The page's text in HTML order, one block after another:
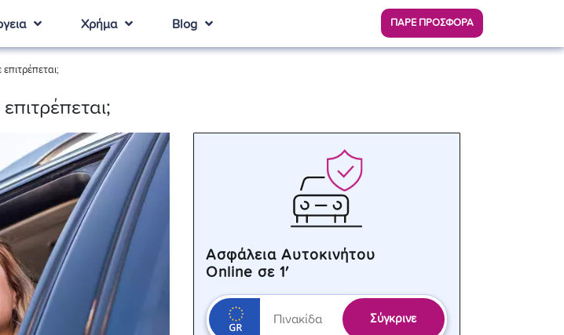
Χρήμα Blog ΠΑΡΕ ΠΡΟΣΦΟΡΑ
Ασφάλεια Αυτοκινήτου
Online σε 1′
Σύγκρινε